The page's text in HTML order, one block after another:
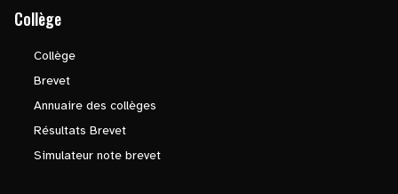
Collège
Collège
Brevet
Annuaire des collèges
Résultats Brevet
Simulateur note brevet